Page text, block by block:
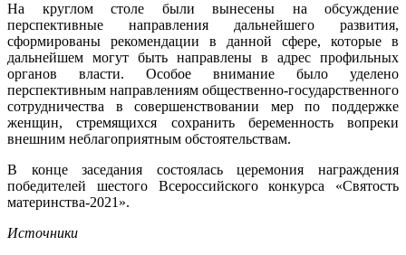
На круглом столе были вынесены на обсуждение
перспективные направления дальнейшего развития,
сформированы рекомендации в данной сфере, которые в
дальнейшем могут быть направлены в адрес профильных
органов власти. Особое внимание было уделено
перспективным направлениям общественно-государственного
сотрудничества в совершенствовании мер по поддержке
женщин, стремящихся сохранить беременность вопреки
внешним неблагоприятным обстоятельствам.
В конце заседания состоялась церемония награждения
победителей шестого Всероссийского конкурса «Святость
материнства-2021».
Источники